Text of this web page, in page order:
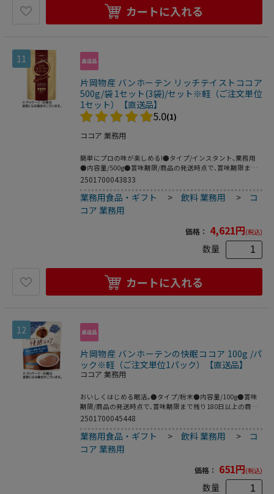
カートに入れる
11
片岡物産 バンホーテン リッチテイストココア
500g/袋 1セット(3袋)/セット※軽（ご注文単位
1セット）【直送品】
5.0(1)
ココア 業務用
簡単にプロの味が楽しめる!●タイプ/インスタント､業務用
●内容量/500g●賞味期限/商品の発送時点で､賞味期限まで
残り180日以上の商品をお届けします｡●シリーズ名/バンホ
ッケージデザインおよび仕様が変更になる場合がございま
す｡
2501700043833
業務用食品・ギフト >飲料 業務用 > コ
コア 業務用
価格： 4,621円(税込)
数量
カートに入れる
12
片岡物産 バンホーテンの快眠ココア 100g /パ
ック※軽（ご注文単位1パック）【直送品】
ココア 業務用
おいしくはじめる眠活｡●タイプ/粉末●内容量/100g●賞味
期限/商品の発送時点で､賞味期限まで残り180日以上の商品
をお届けします｡●保健機能食品/機能性表示食品●シリーズ
ージデザインおよび仕様が変更になる場合がございます｡
2501700045448
業務用食品・ギフト >飲料 業務用 > コ
コア 業務用
価格： 651円(税込)
数量